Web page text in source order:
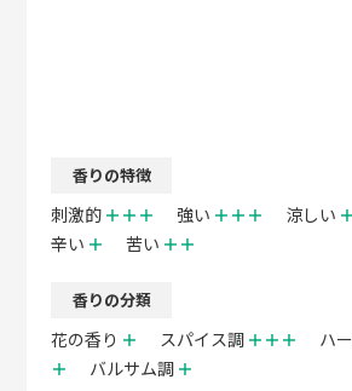
香りの特徴
刺激的 ＋＋＋ 強い ＋＋＋ 涼しい
辛い ＋ 苦い ＋＋
香りの分類
花の香り ＋ スパイス調 ＋＋＋ ハ
＋
バルサム調 ＋